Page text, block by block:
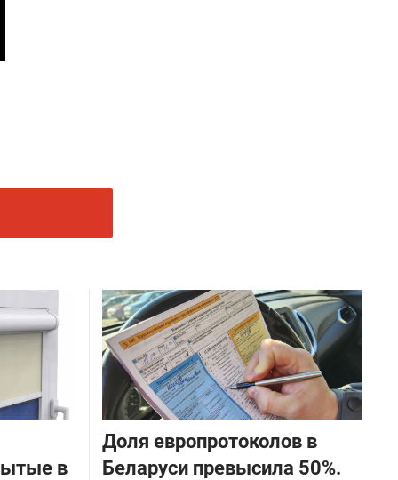
в
Доля европротоколов в
Беларуси превысила 50%.